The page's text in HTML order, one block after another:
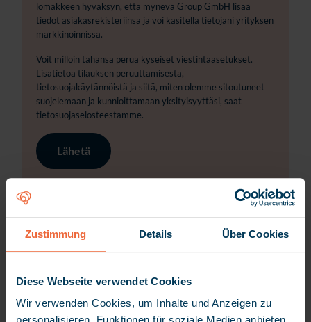
Zustimmung Details Über Cookies
Diese Webseite verwendet Cookies
Wir verwenden Cookies, um Inhalte und Anzeigen zu
lomakkeen hyväksyn, että myneva Group GmbH lisää
tiedot asiakasrekisteriinsä ja voi käsitellä tietojani yrityksen
markkinoinnissa.
Voit milloin tahansa perua kyseiset viestintäasetukset.
Lisätietoa tilauksen peruuttamisesta,
tietosuojakäytännöistä ja siitä, miten olemme sitoutuneet
suojelemaan ja kunnioittamaan yksityisyyttäsi, saat
tietosuojaselosteestamme.